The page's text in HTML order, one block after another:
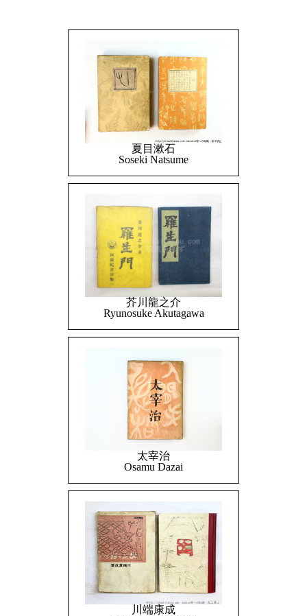
夏目漱石
Soseki Natsume
芥川龍之介
Ryunosuke Akutagawa
太宰治
Osamu Dazai
川端康成